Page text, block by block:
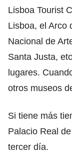
Lisboa Tourist
Lisboa, el Arco
Nacional de
Santa Justa,
lugares.
otros museos
Si tiene más
Palacio Real
tercer día.